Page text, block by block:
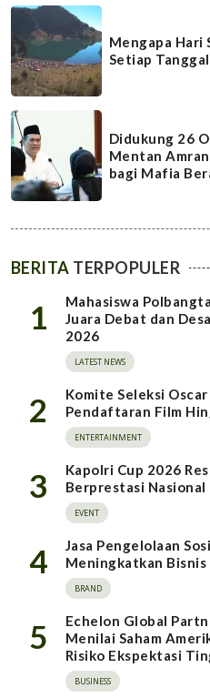
Mengapa Hari
Setiap
Didukung 26
Mentan
bagi Mafia
BERITA TERPOPULER
1
Mahasiswa
Juara Debat dan
2026
LATEST NEWS
2
Komite Seleksi
Pendaftaran Film
ENTERTAINMENT
3
Kapolri Cup 2026
Berprestasi Nasional
EVENT
4
Jasa Pengelolaan
Meningkatkan Bisnis
BRAND
5
Echelon Global
Menilai Saham
Risiko Ekspektasi
Indonesia Direvisi
BUSINESS